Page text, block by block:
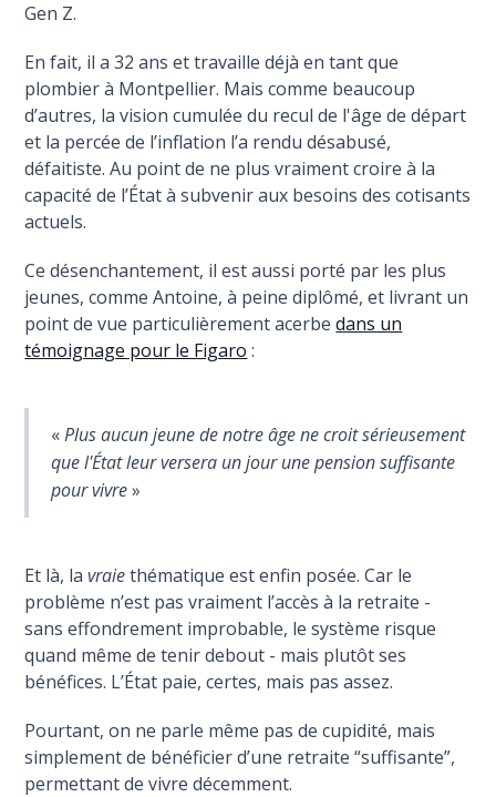
Gen Z.
En fait, il a 32 ans et travaille déjà en tant que
plombier à Montpellier. Mais comme beaucoup
d’autres, la vision cumulée du recul de l'âge de départ
et la percée de l’inflation l’a rendu désabusé,
défaitiste. Au point de ne plus vraiment croire à la
capacité de l’État à subvenir aux besoins des cotisants
actuels.
Ce désenchantement, il est aussi porté par les plus
jeunes, comme Antoine, à peine diplômé, et livrant un
point de vue particulièrement acerbedans un
témoignage pour le Figaro :
«Plus aucun jeune de notre âge ne croit sérieusement
que l'État leur versera un jour une pension suffisante
pour vivre»
Et là, lavraiethématique est enfin posée. Car le
problème n’est pas vraiment l’accès à la retraite -
sans effondrement improbable, le système risque
quand même de tenir debout - mais plutôt ses
bénéfices. L’État paie, certes, mais pas assez.
Pourtant, on ne parle même pas de cupidité, mais
simplement de bénéficier d’une retraite “suffisante”,
permettant de vivre décemment.